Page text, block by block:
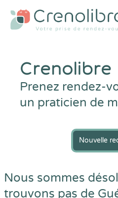
Crenolibre
Prenez rendez-
un praticien de
Nouvelle
Nous sommes
trouvons pas de